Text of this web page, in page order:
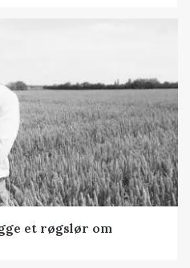
et røgslør om